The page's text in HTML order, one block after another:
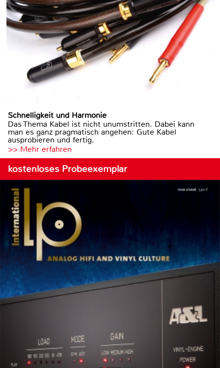
Schnelligkeit und Harmonie
Das Thema Kabel ist nicht unumstritten. Dabei kann
man es ganz pragmatisch angehen: Gute Kabel
ausprobieren und fertig.
>> Mehr erfahren
kostenloses Probeexemplar